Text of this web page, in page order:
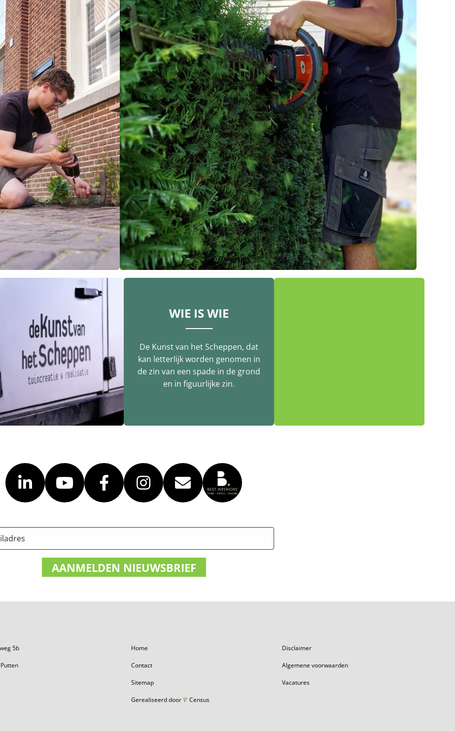
WIE IS WIE
De Kunst van het Scheppen, dat
kan letterlijk worden genomen in
de zin van een spade in de grond
en in figuurlijke zin.
5b Home Disclaimer
Contact Algemene voorwaarden
Sitemap Vacatures
Gerealiseerd door Census